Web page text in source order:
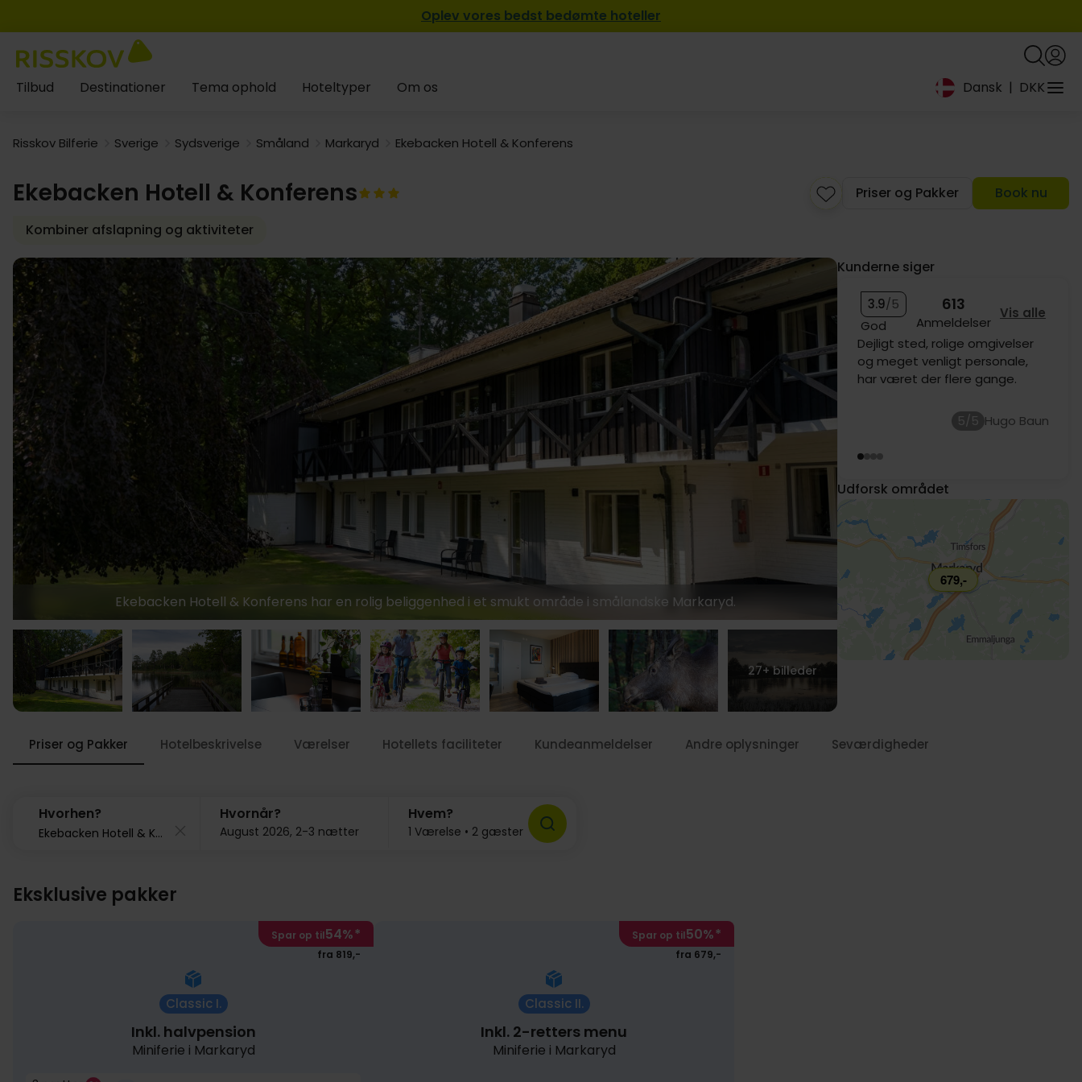
Oplev vores bedst bedømte hoteller
Tilbud Destinationer Tema ophold Hoteltyper Om os Dansk | DKK
Risskov Bilferie Sverige Sydsverige Småland Markaryd Ekebacken Hotell & Konferens
Ekebacken Hotell & Konferens Priser og Pakker
Book nu
Kombiner afslapning og aktiviteter
Ekebacken Hotell & Konferens har en rolig beliggenhed i et smukt område i smålandske Markaryd.
27+billeder
Kunderne siger
3.9/5
God
613
Anmeldelser
Vis alle
Dejligt køligt værelse trods
sommervarmen. Dejlig varieret
morgenmad og rigtig god
Gitte Elmegaard
Udforsk området
679,-
679,-
1219,-
679,-
Priser og Pakker Hotelbeskrivelse Værelser Hotellets faciliteter Kundeanmeldelser Andre oplysninger Seværdigheder
Hvorhen? Hvornår?
August 2026, 2-3 nætter
Hvem?
1 Værelse • 2 gæster
Eksklusive pakker
Spar op til54%*
fra 819,-
Classic I.
Inkl. halvpension
Miniferie i Markaryd
Spar op til50%*
fra 679,-
Classic II.
Inkl. 2-retters menu
Miniferie i Markaryd